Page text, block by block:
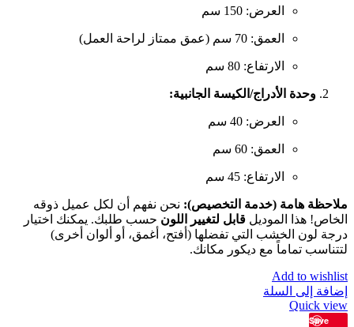
العرض: 150 سم
العمق: 70 سم (عمق ممتاز لراحة العمل)
الارتفاع: 80 سم
وحدة الأدراج/الكيسة الجانبية:
العرض: 40 سم
العمق: 60 سم
الارتفاع: 45 سم
ملاحظة هامة (خدمة التخصيص): نحن نفهم أن لكل عميل ذوقه
الخاص! هذا الموديل قابل لتغيير اللون حسب طلبك. يمكنك اختيار
درجة لون الخشب التي تفضلها (أفتح، أغمق، أو ألوان أخرى)
لتتناسب تماماً مع ديكور مكانك.
Add to wishlist
إضافة إلى السلة
Quick view
Save